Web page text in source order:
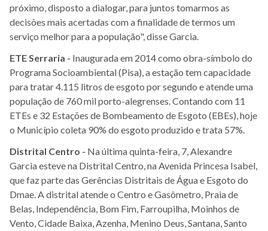
próximo, disposto a dialogar, para juntos tomarmos as
decisões mais acertadas com a finalidade de termos um
serviço melhor para a população", disse Garcia.
ETE Serraria - Inaugurada em 2014 como obra-símbolo do
Programa Socioambiental (Pisa), a estação tem capacidade
para tratar 4.115 litros de esgoto por segundo e atende uma
população de 760 mil porto-alegrenses. Contando com 11
ETEs e 32 Estações de Bombeamento de Esgoto (EBEs), hoje
o Município coleta 90% do esgoto produzido e trata 57%.
Distrital Centro - Na última quinta-feira, 7, Alexandre
Garcia esteve na Distrital Centro, na Avenida Princesa Isabel,
que faz parte das Gerências Distritais de Água e Esgoto do
Dmae. A distrital atende o Centro e Gasômetro, Praia de
Belas, Independência, Bom Fim, Farroupilha, Moinhos de
Vento, Cidade Baixa, Azenha, Menino Deus, Santana, Santo